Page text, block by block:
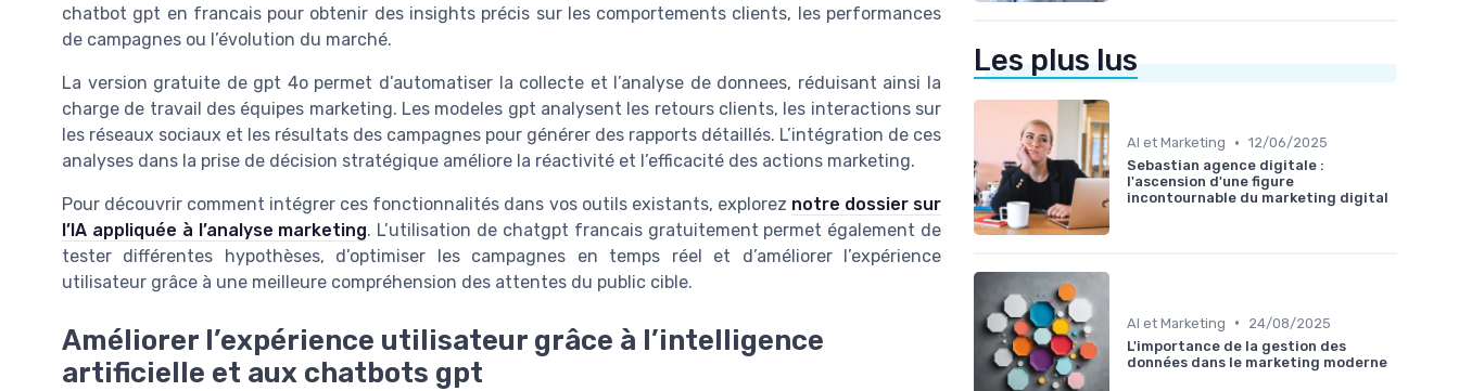
chatbot gpt en francais pour obtenir des insights précis sur les comportements clients, les performances
de campagnes ou l’évolution du marché.
La version gratuite de gpt 4o permet d’automatiser la collecte et l’analyse de donnees, réduisant ainsi la
charge de travail des équipes marketing. Les modeles gpt analysent les retours clients, les interactions sur
les réseaux sociaux et les résultats des campagnes pour générer des rapports détaillés. L’intégration de ces
analyses dans la prise de décision stratégique améliore la réactivité et l’efficacité des actions marketing.
Pour découvrir comment intégrer ces fonctionnalités dans vos outils existants, explorez notre dossier sur
l’IA appliquée à l’analyse marketing. L’utilisation de chatgpt francais gratuitement permet également de
tester différentes hypothèses, d’optimiser les campagnes en temps réel et d’améliorer l’expérience
utilisateur grâce à une meilleure compréhension des attentes du public cible.
Améliorer l’expérience utilisateur grâce à l’intelligence
artificielle et aux chatbots gpt
Les plus lus
AI et Marketing • 12/06/2025
Sebastian agence digitale :
l'ascension d'une figure
incontournable du marketing digital
AI et Marketing •
24/08/2025
L'importance de la gestion des
données dans le marketing moderne